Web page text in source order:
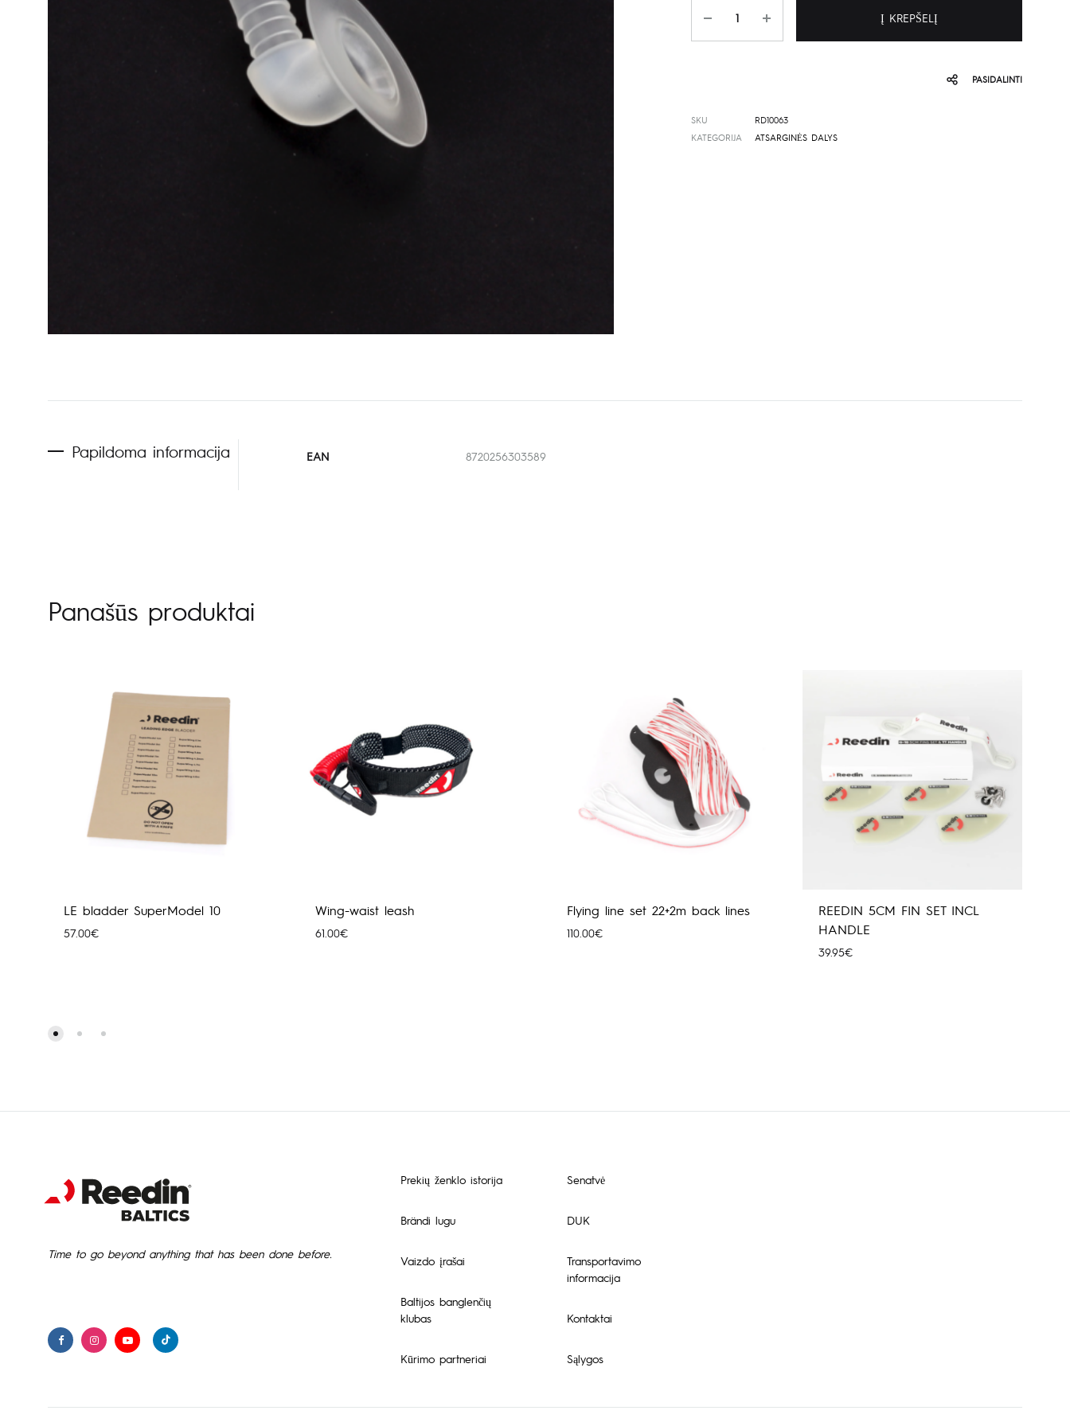
Į KREPŠELĮ
PASIDALINTI
SKU
RD10063
KATEGORIJA
ATSARGINĖS DALYS
Papildoma informacija EAN 8720256303589
Panašūs produktai
LE bladder SuperModel 10
57.00€
Wing-waist leash
61.00€
Flying line set 22+2m back lines
110.00€
REEDIN 5CM FIN SET INCL
HANDLE
39.95€
Time to go beyond anything that has been done before.
Prekių ženklo istorija
Brändi lugu
Vaizdo įrašai
Baltijos banglenčių
klubas
Kūrimo partneriai
Senatvė
DUK
Transportavimo
informacija
Kontaktai
Sąlygos